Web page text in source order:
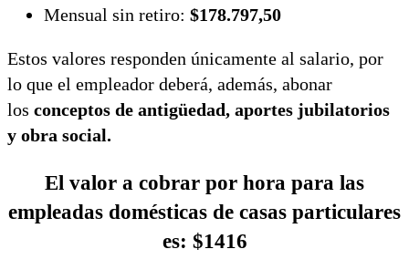
Mensual sin retiro: $178.797,50
Estos valores responden únicamente al salario, por
lo que el empleador deberá, además, abonar
los conceptos de antigüedad, aportes jubilatorios
y obra social.
El valor a cobrar por hora para las
empleadas domésticas de casas particulares
es: $1416